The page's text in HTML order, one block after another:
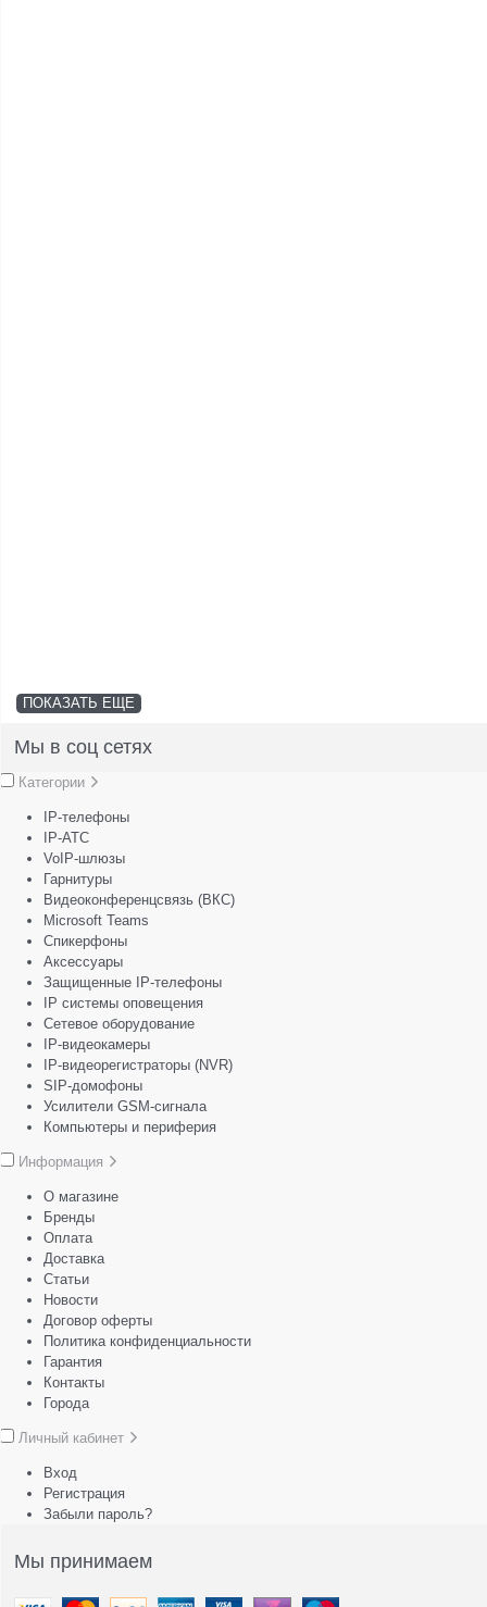
ПОКАЗАТЬ ЕЩЕ
Мы в соц сетях
Категории
IP-телефоны
IP-АТС
VoIP-шлюзы
Гарнитуры
Видеоконференцсвязь (ВКС)
Microsoft Teams
Спикерфоны
Аксессуары
Защищенные IP-телефоны
IP системы оповещения
Сетевое оборудование
IP-видеокамеры
IP-видеорегистраторы (NVR)
SIP-домофоны
Усилители GSM-сигнала
Компьютеры и периферия
Информация
О магазине
Бренды
Оплата
Доставка
Статьи
Новости
Договор оферты
Политика конфиденциальности
Гарантия
Контакты
Города
Личный кабинет
Вход
Регистрация
Забыли пароль?
Мы принимаем